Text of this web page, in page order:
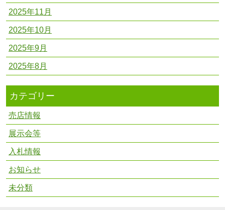
2025年11月
2025年10月
2025年9月
2025年8月
カテゴリー
売店情報
展示会等
入札情報
お知らせ
未分類